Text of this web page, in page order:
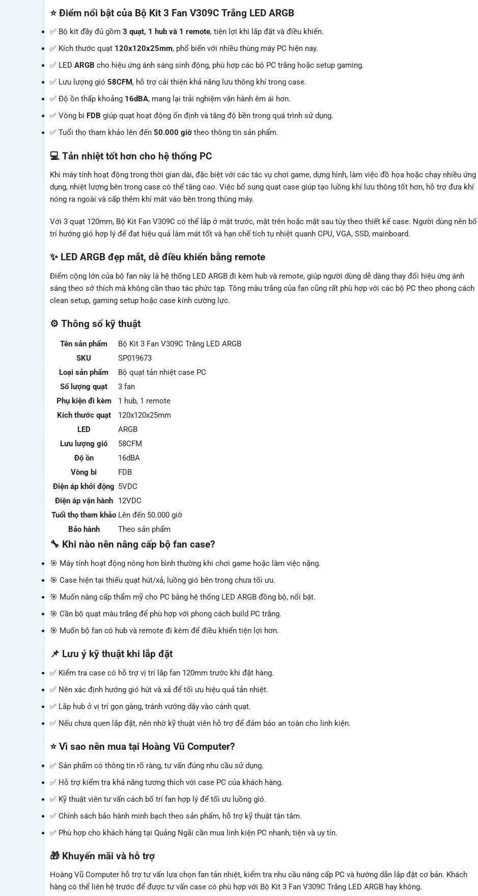
⭐ Điểm nổi bật của Bộ Kit 3 Fan V309C Trắng LED ARGB
✅ Bộ kit đầy đủ gồm 3 quạt, 1 hub và 1 remote, tiện lợi khi lắp đặt và điều khiển.
✅ Kích thước quạt 120x120x25mm, phổ biến với nhiều thùng máy PC hiện nay.
✅ LED ARGB cho hiệu ứng ánh sáng sinh động, phù hợp các bộ PC trắng hoặc setup gaming.
✅ Lưu lượng gió 58CFM, hỗ trợ cải thiện khả năng lưu thông khí trong case.
✅ Độ ồn thấp khoảng 16dBA, mang lại trải nghiệm vận hành êm ái hơn.
✅ Vòng bi FDB giúp quạt hoạt động ổn định và tăng độ bền trong quá trình sử dụng.
✅ Tuổi thọ tham khảo lên đến 50.000 giờ theo thông tin sản phẩm.
💻 Tản nhiệt tốt hơn cho hệ thống PC
Khi máy tính hoạt động trong thời gian dài, đặc biệt với các tác vụ chơi game, dựng hình, làm việc đồ họa hoặc chạy nhiều ứng
dụng, nhiệt lượng bên trong case có thể tăng cao. Việc bổ sung quạt case giúp tạo luồng khí lưu thông tốt hơn, hỗ trợ đưa khí
nóng ra ngoài và cấp thêm khí mát vào bên trong thùng máy.
Với 3 quạt 120mm, Bộ Kit Fan V309C có thể lắp ở mặt trước, mặt trên hoặc mặt sau tùy theo thiết kế case. Người dùng nên bố
trí hướng gió hợp lý để đạt hiệu quả làm mát tốt và hạn chế tích tụ nhiệt quanh CPU, VGA, SSD, mainboard.
✨ LED ARGB đẹp mắt, dễ điều khiển bằng remote
Điểm cộng lớn của bộ fan này là hệ thống LED ARGB đi kèm hub và remote, giúp người dùng dễ dàng thay đổi hiệu ứng ánh
sáng theo sở thích mà không cần thao tác phức tạp. Tông màu trắng của fan cũng rất phù hợp với các bộ PC theo phong cách
clean setup, gaming setup hoặc case kính cường lực.
⚙️ Thông số kỹ thuật
Tên sản phẩm
Bộ Kit 3 Fan V309C Trắng LED ARGB
SKU
SP019673
Loại sản phẩm
Bộ quạt tản nhiệt case PC
Số lượng quạt
3 fan
Phụ kiện đi kèm
1 hub, 1 remote
Kích thước quạt
120x120x25mm
LED
ARGB
Lưu lượng gió
58CFM
Độ ồn
16dBA
Vòng bi
FDB
Điện áp khởi động 5VDC
Điện áp vận hành
12VDC
Tuổi thọ tham khảo Lên đến 50.000 giờ
Bảo hành
Theo sản phẩm
🔧 Khi nào nên nâng cấp bộ fan case?
🎯 Máy tính hoạt động nóng hơn bình thường khi chơi game hoặc làm việc nặng.
🎯 Case hiện tại thiếu quạt hút/xả, luồng gió bên trong chưa tối ưu.
🎯 Muốn nâng cấp thẩm mỹ cho PC bằng hệ thống LED ARGB đồng bộ, nổi bật.
🎯 Cần bộ quạt màu trắng để phù hợp với phong cách build PC trắng.
🎯 Muốn bộ fan có hub và remote đi kèm để điều khiển tiện lợi hơn.
📌 Lưu ý kỹ thuật khi lắp đặt
✅ Kiểm tra case có hỗ trợ vị trí lắp fan 120mm trước khi đặt hàng.
✅ Nên xác định hướng gió hút và xả để tối ưu hiệu quả tản nhiệt.
✅ Lắp hub ở vị trí gọn gàng, tránh vướng dây vào cánh quạt.
✅ Nếu chưa quen lắp đặt, nên nhờ kỹ thuật viên hỗ trợ để đảm bảo an toàn cho linh kiện.
⭐ Vì sao nên mua tại Hoàng Vũ Computer?
✅ Sản phẩm có thông tin rõ ràng, tư vấn đúng nhu cầu sử dụng.
✅ Hỗ trợ kiểm tra khả năng tương thích với case PC của khách hàng.
✅ Kỹ thuật viên tư vấn cách bố trí fan hợp lý để tối ưu luồng gió.
✅ Chính sách bảo hành minh bạch theo sản phẩm, hỗ trợ kỹ thuật tận tâm.
✅ Phù hợp cho khách hàng tại Quảng Ngãi cần mua linh kiện PC nhanh, tiện và uy tín.
🎁 Khuyến mãi và hỗ trợ
Hoàng Vũ Computer hỗ trợ tư vấn lựa chọn fan tản nhiệt, kiểm tra nhu cầu nâng cấp PC và hướng dẫn lắp đặt cơ bản. Khách
hàng có thể liên hệ trước để được tư vấn case có phù hợp với Bộ Kit 3 Fan V309C Trắng LED ARGB hay không.